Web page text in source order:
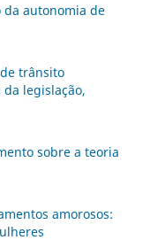
da autonomia de
trânsito
legislação,
sobre a teoria
amorosos: